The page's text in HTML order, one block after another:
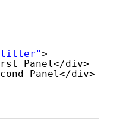
>
Panel</div>
Panel</div>